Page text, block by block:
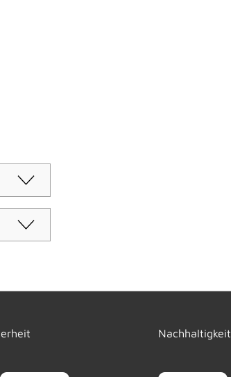
Nachhaltigkeit